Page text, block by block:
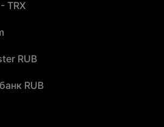
TRX
RUB
RUB